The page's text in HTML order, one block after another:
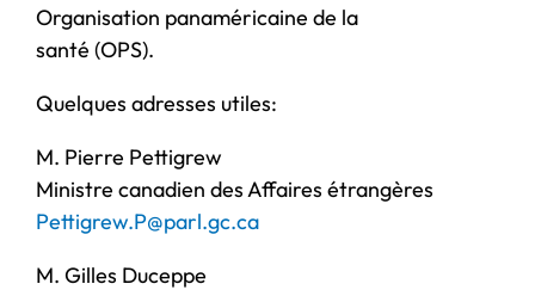
Organisation panaméricaine de la
santé (OPS).
Quelques adresses utiles:
M. Pierre Pettigrew
Ministre canadien des Affaires étrangères
Pettigrew.P@parl.gc.ca
M. Gilles Duceppe